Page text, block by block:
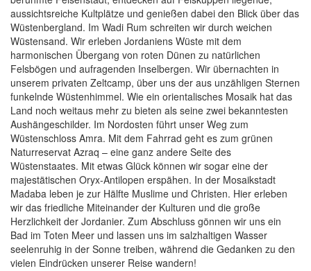
aussichtsreiche Kultplätze und genießen dabei den Blick über das
Wüstenbergland. Im Wadi Rum schreiten wir durch weichen
Wüstensand. Wir erleben Jordaniens Wüste mit dem
harmonischen Übergang von roten Dünen zu natürlichen
Felsbögen und aufragenden Inselbergen. Wir übernachten in
unserem privaten Zeltcamp, über uns der aus unzähligen Sternen
funkelnde Wüstenhimmel. Wie ein orientalisches Mosaik hat das
Land noch weitaus mehr zu bieten als seine zwei bekanntesten
Aushängeschilder. Im Nordosten führt unser Weg zum
Wüstenschloss Amra. Mit dem Fahrrad geht es zum grünen
Naturreservat Azraq – eine ganz andere Seite des
Wüstenstaates. Mit etwas Glück können wir sogar eine der
majestätischen Oryx-Antilopen erspähen. In der Mosaikstadt
Madaba leben je zur Hälfte Muslime und Christen. Hier erleben
wir das friedliche Miteinander der Kulturen und die große
Herzlichkeit der Jordanier. Zum Abschluss gönnen wir uns ein
Bad im Toten Meer und lassen uns im salzhaltigen Wasser
seelenruhig in der Sonne treiben, während die Gedanken zu den
vielen Eindrücken unserer Reise wandern!